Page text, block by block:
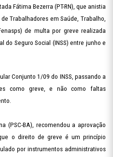
Fátima Bezerra (PT-RN), que anistia
Trabalhadores em Saúde, Trabalho,
de multa por greve realizada
do Seguro Social (INSS) entre junho e
Conjunto 1/09 do INSS, passando a
como greve, e não como faltas
(PSC-BA), recomendou a aprovação
o direito de greve é um princípio
por instrumentos administrativos